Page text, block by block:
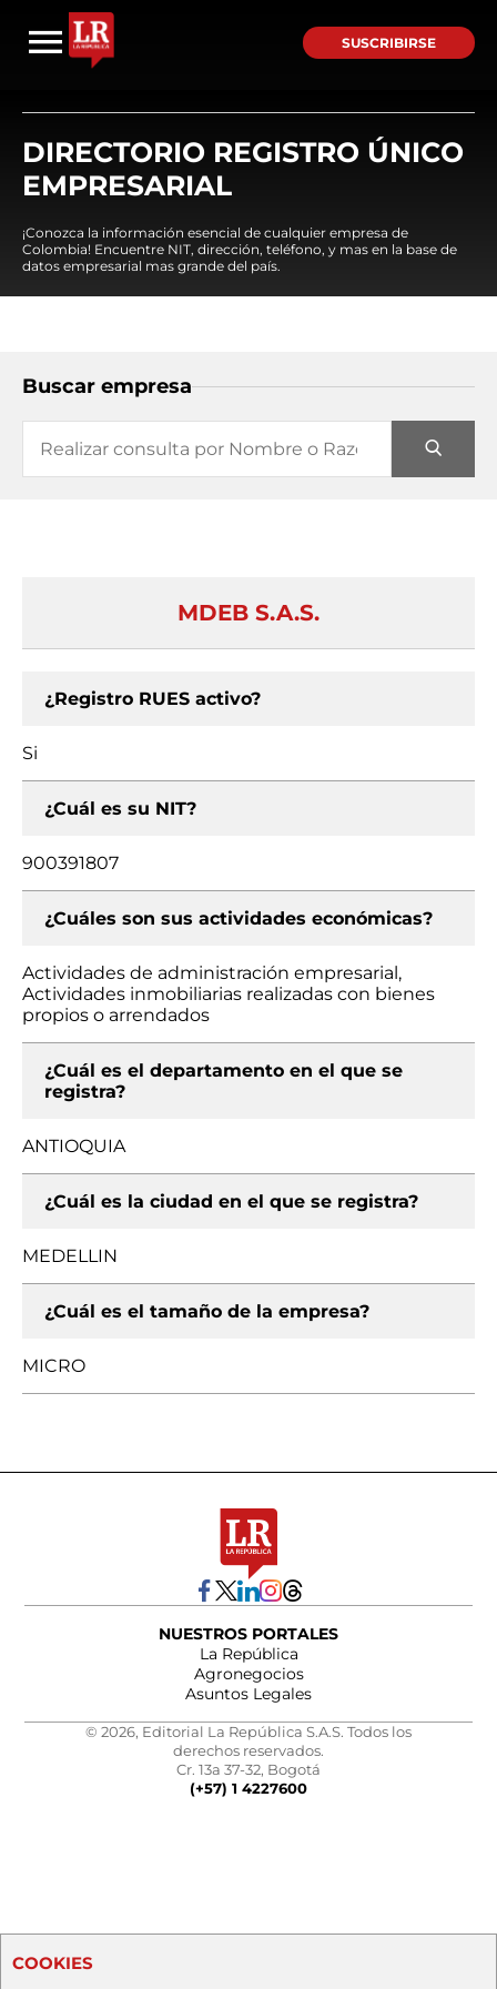
SUSCRIBIRSE
DIRECTORIO REGISTRO ÚNICO
EMPRESARIAL
¡Conozca la información esencial de cualquier empresa de
Colombia! Encuentre NIT, dirección, teléfono, y mas en la base de
datos empresarial mas grande del país.
Buscar empresa
MDEB S.A.S.
¿Registro RUES activo?
Si
¿Cuál es su NIT?
900391807
¿Cuáles son sus actividades económicas?
Actividades de administración empresarial,
Actividades inmobiliarias realizadas con bienes
propios o arrendados
¿Cuál es el departamento en el que se
registra?
ANTIOQUIA
¿Cuál es la ciudad en el que se registra?
MEDELLIN
¿Cuál es el tamaño de la empresa?
MICRO
NUESTROS PORTALES
La República
Agronegocios
Asuntos Legales
© 2026, Editorial La República S.A.S. Todos los
derechos reservados.
Cr. 13a 37-32, Bogotá
(+57) 1 4227600
COOKIES